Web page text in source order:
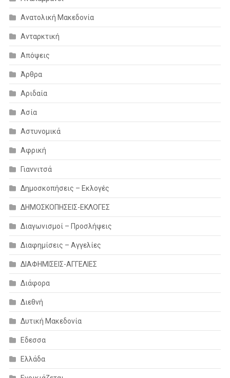
Ανατολική Μακεδονία
Ανταρκτική
Απόψεις
Άρθρα
Αριδαία
Ασία
Αστυνομικά
Αφρική
Γιαννιτσά
Δημοσκοπήσεις – Εκλογές
ΔΗΜΟΣΚΟΠΗΣΕΙΣ-ΕΚΛΟΓΕΣ
Διαγωνισμοί – Προσλήψεις
Διαφημίσεις – Αγγελίες
ΔΙΑΦΗΜΙΣΕΙΣ-ΑΓΓΕΛΙΕΣ
Διάφορα
Διεθνή
Δυτική Μακεδονία
Εδεσσα
Ελλάδα